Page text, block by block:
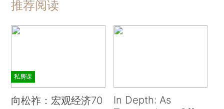
推荐阅读
私房课
向松祚：宏观经济70
In Depth: As